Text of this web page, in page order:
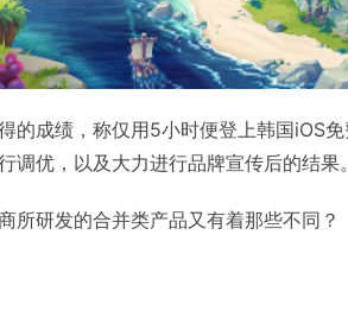
成绩，称仅用5小时便登上韩国iOS免
优，以及大力进行品牌宣传后的结果。
所研发的合并类产品又有着那些不同？